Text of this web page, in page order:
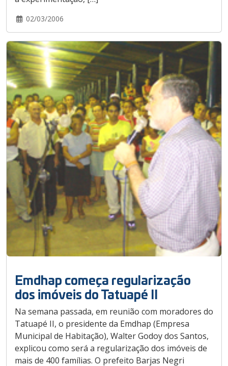
02/03/2006
Emdhap começa regularização
dos imóveis do Tatuapé II
Na semana passada, em reunião com moradores do
Tatuapé II, o presidente da Emdhap (Empresa
Municipal de Habitação), Walter Godoy dos Santos,
explicou como será a regularização dos imóveis de
mais de 400 famílias. O prefeito Barjas Negri